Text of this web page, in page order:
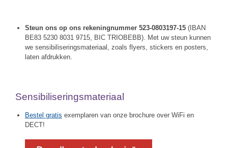
Steun ons op ons rekeningnummer 523-0803197-15 (IBAN
BE83 5230 8031 9715, BIC TRIOBEBB). Met uw steun kunnen
we sensibiliseringsmateriaal, zoals flyers, stickers en posters,
laten afdrukken.
Sensibiliseringsmateriaal
Bestel gratis exemplaren van onze brochure over WiFi en
DECT!